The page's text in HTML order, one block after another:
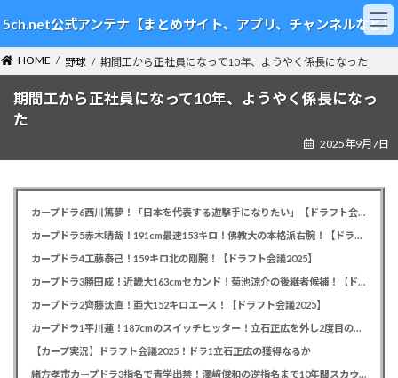
ン
テ
ン
ツ
ビ
ゲ
ー
シ
5ch.net公式アンテナ【まとめサイト、アプリ、チャンネルなど】
HOME 野球 期間工から正社員になって10年、ようやく係長になった
期間工から正社員になって10年、ようやく係長になっ
た
2025年9月7日
カープドラ6西川篤夢！「日本を代表する遊撃手になりたい」【ドラフト会議2025】
カープドラ5赤木晴哉！191cm最速153キロ！佛教大の本格派右腕！【ドラフト会議2025】
カープドラ4工藤泰己！159キロ北の剛腕！【ドラフト会議2025】
カープドラ3勝田成！近畿大163cmセカンド！菊池涼介の後継者候補！【ドラフト会議2025】
カープドラ2齊藤汰直！亜大152キロエース！【ドラフト会議2025】
カープドラ1平川蓮！187cmのスイッチヒッター！立石正広を外し2度目の重複も新井監督がクジを引き当てる！【ドラフト会議2025】
【カープ実況】ドラフト会議2025！ドラ1立石正広の獲得なるか
緒方孝市カープドラ3指名で青学出禁！澤﨑俊和の逆指名まで10年間スカウト出禁